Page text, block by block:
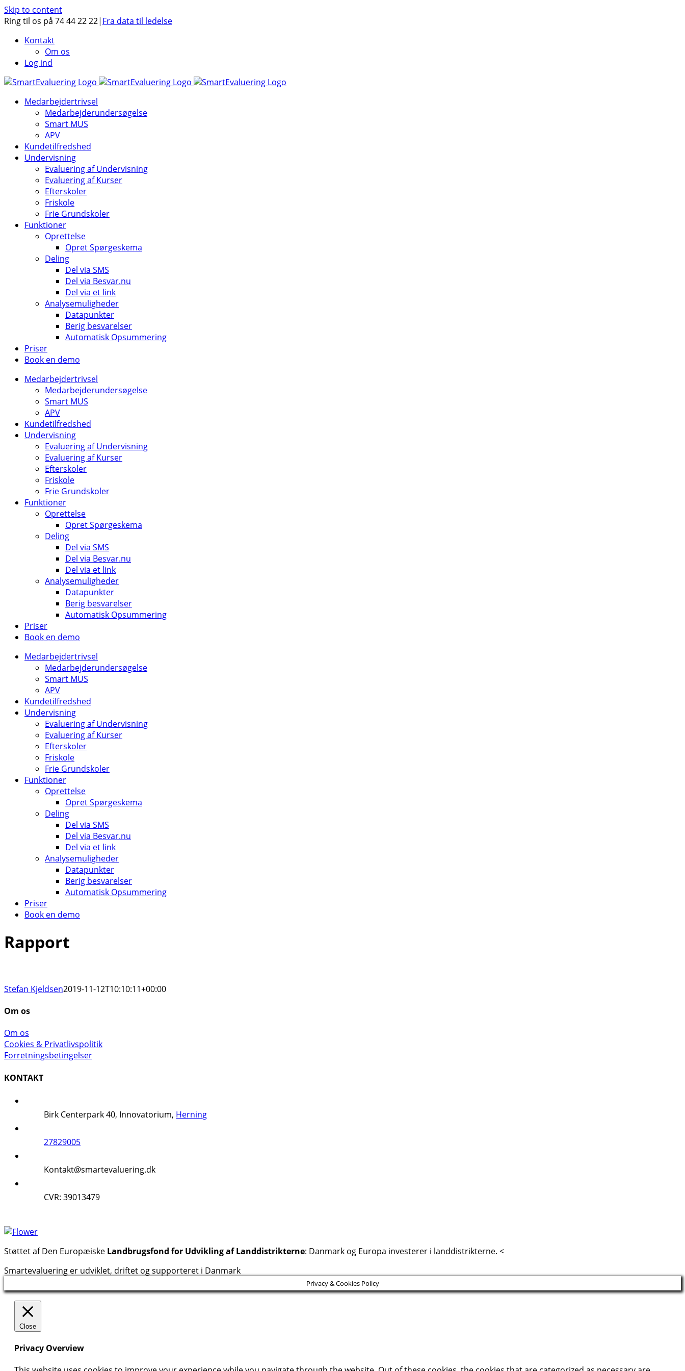
Skip to content
Ring til os på 74 44 22 22| Fra data til ledelse
Kontakt
Om os
Log ind
Medarbejdertrivsel
Medarbejderundersøgelse
Smart MUS
APV
Kundetilfredshed
Undervisning
Evaluering af Undervisning
Evaluering af Kurser
Efterskoler
Friskole
Frie Grundskoler
Funktioner
Oprettelse
Opret Spørgeskema
Deling
Del via SMS
Del via Besvar.nu
Del via et link
Analysemuligheder
Datapunkter
Berig besvarelser
Automatisk Opsummering
Priser
Book en demo
Medarbejdertrivsel
Medarbejderundersøgelse
Smart MUS
APV
Kundetilfredshed
Undervisning
Evaluering af Undervisning
Evaluering af Kurser
Efterskoler
Friskole
Frie Grundskoler
Funktioner
Oprettelse
Opret Spørgeskema
Deling
Del via SMS
Del via Besvar.nu
Del via et link
Analysemuligheder
Datapunkter
Berig besvarelser
Automatisk Opsummering
Priser
Book en demo
Medarbejdertrivsel
Medarbejderundersøgelse
Smart MUS
APV
Kundetilfredshed
Undervisning
Evaluering af Undervisning
Evaluering af Kurser
Efterskoler
Friskole
Frie Grundskoler
Funktioner
Oprettelse
Opret Spørgeskema
Deling
Del via SMS
Del via Besvar.nu
Del via et link
Analysemuligheder
Datapunkter
Berig besvarelser
Automatisk Opsummering
Priser
Book en demo
Rapport
Stefan Kjeldsen2019-11-12T10:10:11+00:00
Om os
Om os
Cookies & Privatlivspolitik
Forretningsbetingelser
KONTAKT
Birk Centerpark 40, Innovatorium, Herning
27829005
Kontakt@smartevaluering.dk
CVR: 39013479
Støttet af Den Europæiske Landbrugsfond for Udvikling af Landdistrikterne: Danmark og Europa investerer i landdistrikterne. <
Smartevaluering er udviklet, driftet og supporteret i Danmark
Privacy & Cookies Policy
Close
Privacy Overview